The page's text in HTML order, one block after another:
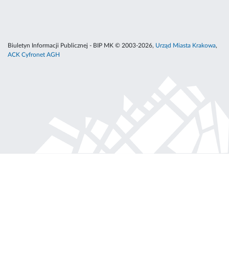
Biuletyn Informacji Publicznej - BIP MK © 2003-2026, Urząd Miasta Krakowa,
ACK Cyfronet AGH